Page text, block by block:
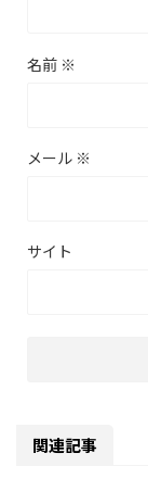
名前 ※
メール ※
サイト
関連記事